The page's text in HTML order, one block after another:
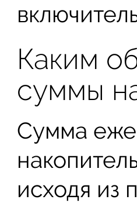
Каким
суммы
Сумма
исходя из